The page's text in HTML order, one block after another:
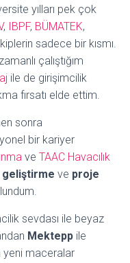
yılları pek çok
, IBPF, BÜMATEK,
sadece bir kısmı.
çalıştığım
ile de girişimcilik
fırsatı elde ettim.
sonra
bir kariyer
ve TAAC Havacılık
geliştirme ve proje
sevdası ile beyaz
Mektepp ile
yeni maceralar